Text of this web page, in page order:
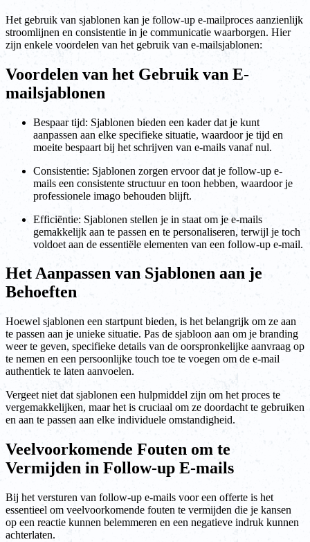
Het gebruik van sjablonen kan je follow-up e-mailproces aanzienlijk
stroomlijnen en consistentie in je communicatie waarborgen. Hier
zijn enkele voordelen van het gebruik van e-mailsjablonen:
Voordelen van het Gebruik van E-
mailsjablonen
Bespaar tijd: Sjablonen bieden een kader dat je kunt
aanpassen aan elke specifieke situatie, waardoor je tijd en
moeite bespaart bij het schrijven van e-mails vanaf nul.
Consistentie: Sjablonen zorgen ervoor dat je follow-up e-
mails een consistente structuur en toon hebben, waardoor je
professionele imago behouden blijft.
Efficiëntie: Sjablonen stellen je in staat om je e-mails
gemakkelijk aan te passen en te personaliseren, terwijl je toch
voldoet aan de essentiële elementen van een follow-up e-mail.
Het Aanpassen van Sjablonen aan je
Behoeften
Hoewel sjablonen een startpunt bieden, is het belangrijk om ze aan
te passen aan je unieke situatie. Pas de sjabloon aan om je branding
weer te geven, specifieke details van de oorspronkelijke aanvraag op
te nemen en een persoonlijke touch toe te voegen om de e-mail
authentiek te laten aanvoelen.
Vergeet niet dat sjablonen een hulpmiddel zijn om het proces te
vergemakkelijken, maar het is cruciaal om ze doordacht te gebruiken
en aan te passen aan elke individuele omstandigheid.
Veelvoorkomende Fouten om te
Vermijden in Follow-up E-mails
Bij het versturen van follow-up e-mails voor een offerte is het
essentieel om veelvoorkomende fouten te vermijden die je kansen
op een reactie kunnen belemmeren en een negatieve indruk kunnen
achterlaten.